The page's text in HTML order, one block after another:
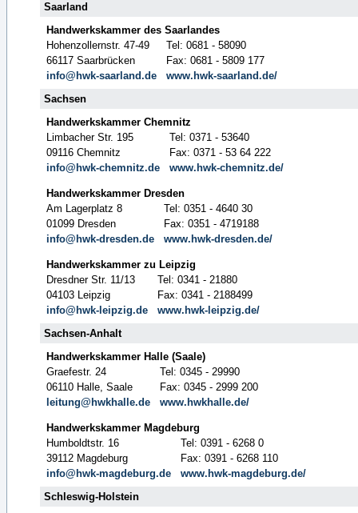
Saarland
Handwerkskammer des Saarlandes
Hohenzollernstr. 47-49
Tel: 0681 - 58090
66117 Saarbrücken
Fax: 0681 - 5809 177
info@hwk-saarland.de
www.hwk-saarland.de/
Sachsen
Handwerkskammer Chemnitz
Limbacher Str. 195
Tel: 0371 - 53640
09116 Chemnitz
Fax: 0371 - 53 64 222
info@hwk-chemnitz.de
www.hwk-chemnitz.de/
Handwerkskammer Dresden
Am Lagerplatz 8
Tel: 0351 - 4640 30
01099 Dresden
Fax: 0351 - 4719188
info@hwk-dresden.de
www.hwk-dresden.de/
Handwerkskammer zu Leipzig
Dresdner Str. 11/13
Tel: 0341 - 21880
04103 Leipzig
Fax: 0341 - 2188499
info@hwk-leipzig.de
www.hwk-leipzig.de/
Sachsen-Anhalt
Handwerkskammer Halle (Saale)
Graefestr. 24
Tel: 0345 - 29990
06110 Halle, Saale
Fax: 0345 - 2999 200
leitung@hwkhalle.de
www.hwkhalle.de/
Handwerkskammer Magdeburg
Humboldtstr. 16
Tel: 0391 - 6268 0
39112 Magdeburg
Fax: 0391 - 6268 110
info@hwk-magdeburg.de
www.hwk-magdeburg.de/
Schleswig-Holstein